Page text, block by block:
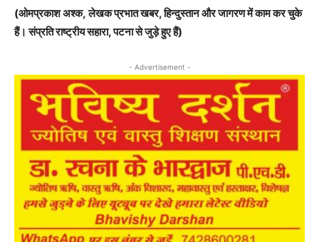
(ओमप्रकाश अश्क, लेखक प्रभात खबर, हिन्दुस्तान और जागरण में काम कर चुके
हैं। संप्रति राष्ट्रीय सहारा, पटना से जुड़े हुए हैं)
- Advertisement -